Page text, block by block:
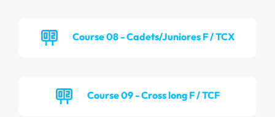
Course 08 - Cadets/Juniores F / TCX
Course 09 - Cross long F / TCF